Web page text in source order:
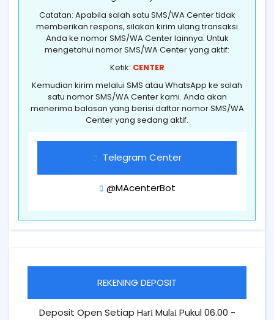
Catatan: Apabila salah satu SMS/WA Center tidak
memberikan respons, silakan kirim ulang transaksi
Anda ke nomor SMS/WA Center lainnya. Untuk
mengetahui nomor SMS/WA Center yang aktif:
Ketik: CENTER
Kemudian kirim melalui SMS atau WhatsApp ke salah
satu nomor SMS/WA Center kami. Anda akan
menerima balasan yang berisi daftar nomor SMS/WA
Center yang sedang aktif.
Telegram Center
@MAcenterBot
REKENING DEPOSIT
Deposit Open Setiap Hаrі Mulаі Pukul 06.00 -